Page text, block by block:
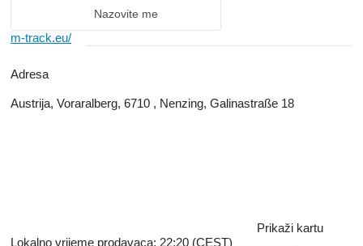
Nazovite me
m-track.eu/
Adresa
Austrija, Voraralberg, 6710 , Nenzing, Galinastraße 18
Prikaži kartu
Lokalno vrijeme prodavaca: 22:20 (CEST)